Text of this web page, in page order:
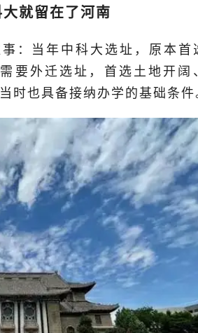
就留在了河南
：当年中科大选址，原本首
要外迁选址，首选土地开阔
时也具备接纳办学的基础条件